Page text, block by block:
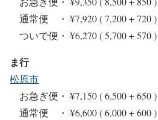
通常便 ・ ¥7,920 ( 7,200 +
ついで便・ ¥6,270 ( 5,700 +
ま行
松原市
お急ぎ便・ ¥7,150 ( 6,500 +
通常便 ・ ¥6,600 ( 6,000 +